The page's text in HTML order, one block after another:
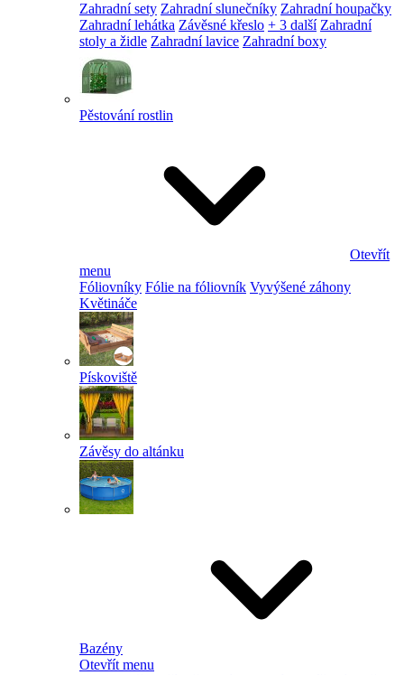
Zahradní sety Zahradní slunečníky Zahradní houpačky
Zahradní lehátka Závěsné křeslo + 3 další Zahradní
stoly a židle Zahradní lavice Zahradní boxy
Pěstování rostlin
Otevřít
menu
Fóliovníky Fólie na fóliovník Vyvýšené záhony
Květináče
Pískoviště
Závěsy do altánku
Bazény
Otevřít menu